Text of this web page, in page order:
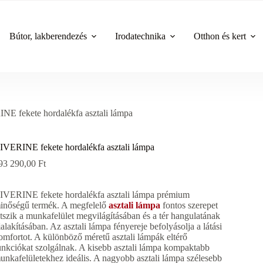
Bútor, lakberendezés Irodatechnika Otthon és kert
fekete hordalékfa asztali lámpa
fekete hordalékfa asztali lámpa
290,00Ft
fekete hordalékfa asztali lámpa prémium
termék. A megfelelőasztali lámpa fontos szerepet
a munkafelület megvilágításában és a tér hangulatának
Az asztali lámpa fényereje befolyásolja a látási
A különböző méretű asztali lámpák eltérő
szolgálnak. A kisebb asztali lámpa kompaktabb
ideális. A nagyobb asztali lámpa szélesebb